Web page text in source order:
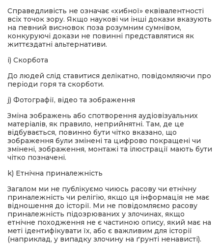
Справедливість не означає «хибної» еквівалентності
всіх точок зору. Якщо наукові чи інші докази вказують
на певний висновок поза розумним сумнівом,
конкуруючі докази не повинні представлятися як
життєздатні альтернативи.
і) Скорбота
До людей слід ставитися делікатно, повідомляючи про
періоди горя та скорботи.
j) Фотографії, відео та зображення
Зміна зображень або спотворення аудіовізуальних
матеріалів, як правило, неприйнятні. Там, де це
відбувається, повинно бути чітко вказано, що
зображення були змінені та цифрово покращені чи
змінені, зображення, монтажі та ілюстрації мають бути
чітко позначені.
k) Етнічна приналежність
Загалом ми не публікуємо чиюсь расову чи етнічну
приналежність чи релігію, якщо ця інформація не має
відношення до історії. Ми не повідомляємо расову
приналежність підозрюваних у злочинах, якщо
етнічне походження не є частиною опису, який має на
меті ідентифікувати їх, або є важливим для історії
(наприклад, у випадку злочину на ґрунті ненависті).